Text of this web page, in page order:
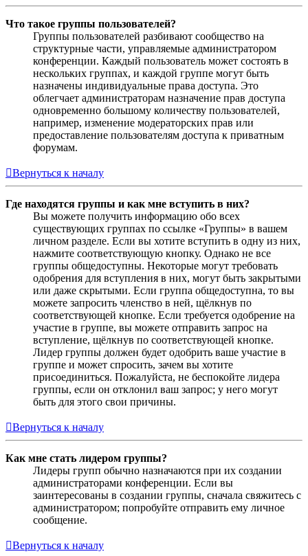
Что такое группы пользователей?
Группы пользователей разбивают сообщество на
структурные части, управляемые администратором
конференции. Каждый пользователь может состоять в
нескольких группах, и каждой группе могут быть
назначены индивидуальные права доступа. Это
облегчает администраторам назначение прав доступа
одновременно большому количеству пользователей,
например, изменение модераторских прав или
предоставление пользователям доступа к приватным
форумам.
Вернуться к началу
Где находятся группы и как мне вступить в них?
Вы можете получить информацию обо всех
существующих группах по ссылке «Группы» в вашем
личном разделе. Если вы хотите вступить в одну из них,
нажмите соответствующую кнопку. Однако не все
группы общедоступны. Некоторые могут требовать
одобрения для вступления в них, могут быть закрытыми
или даже скрытыми. Если группа общедоступна, то вы
можете запросить членство в ней, щёлкнув по
соответствующей кнопке. Если требуется одобрение на
участие в группе, вы можете отправить запрос на
вступление, щёлкнув по соответствующей кнопке.
Лидер группы должен будет одобрить ваше участие в
группе и может спросить, зачем вы хотите
присоединиться. Пожалуйста, не беспокойте лидера
группы, если он отклонил ваш запрос; у него могут
быть для этого свои причины.
Вернуться к началу
Как мне стать лидером группы?
Лидеры групп обычно назначаются при их создании
администраторами конференции. Если вы
заинтересованы в создании группы, сначала свяжитесь с
администратором; попробуйте отправить ему личное
сообщение.
Вернуться к началу